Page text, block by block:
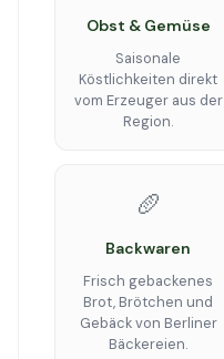
Obst & Gemüse
Saisonale
Köstlichkeiten direkt
vom Erzeuger aus der
Region.
🥖
Backwaren
Frisch gebackenes
Brot, Brötchen und
Gebäck von Berliner
Bäckereien.